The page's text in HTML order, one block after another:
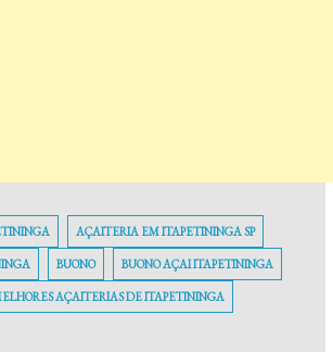
AÇAITERIA EM ITAPETININGA SP
BUONO BUONO AÇAI ITAPETININGA
AÇAITERIAS DE ITAPETININGA